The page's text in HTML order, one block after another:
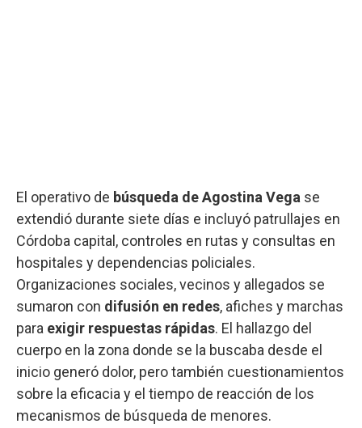
El operativo de búsqueda de Agostina Vega se
extendió durante siete días e incluyó patrullajes en
Córdoba capital, controles en rutas y consultas en
hospitales y dependencias policiales.
Organizaciones sociales, vecinos y allegados se
sumaron con difusión en redes, afiches y marchas
para exigir respuestas rápidas. El hallazgo del
cuerpo en la zona donde se la buscaba desde el
inicio generó dolor, pero también cuestionamientos
sobre la eficacia y el tiempo de reacción de los
mecanismos de búsqueda de menores.